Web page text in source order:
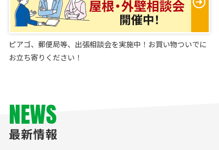
ピアゴ、郵便局等、出張相談会を実施中！お買い物ついでに
お立ち寄りください！
NEWS
最新情報